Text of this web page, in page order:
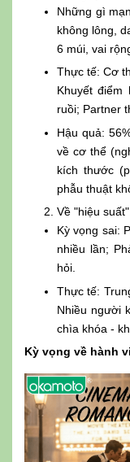
Những gì
không lông,
6 múi, vai
Thực tế: Cơ
Khuyết
ruồi; Partner
Hậu quả:
về cơ thể
kích thước
phẫu thuật
Về "hiệu
Kỳ vọng sai:
nhiều lần;
hỏi.
Thực tế:
Nhiều người
chìa khóa -
Kỳ vọng về hành